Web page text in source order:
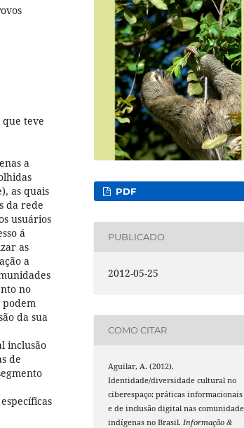
teve
a
as quais
da rede
usuários
á
as
a
no
podem
da sua
inclusão
de
PDF
PUBLICADO
2012-05-25
COMO CITAR
Aguilar, A. (2012).
Identidade/diversidade cultural no
ciberespaço: práticas informacionais
e de inclusão digital nas comunidade
indígenas no Brasil. Informação &